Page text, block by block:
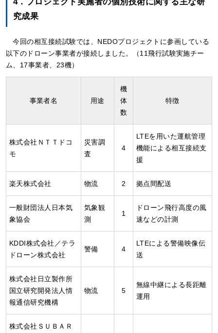
究成果
今回の相互接続試験では、NEDOプロジェクトに参画している
以下のドローン事業者が接続しました。（11飛行試験実施チー
ム、17事業者、23機）
事業者名 用途
機
体
数
特徴
株式会社ＮＴＴドコ
モ
災害調
査
4
LTEを用いた運航管理
機能による相互接続支
援
楽天株式会社 物流 2 拠点間配送
一般財団法人日本気
象協会
気象観
測
1
ドローン飛行高度の風
速などの計測
KDDI株式会社／テラ
ドローン株式会社
警備 4
LTEによる警備映像伝
送
株式会社日立製作所
国立研究開発法人情
報通信研究機構
物流 5
無線中継による長距離
運用
株式会社ＳＵＢＡＲ